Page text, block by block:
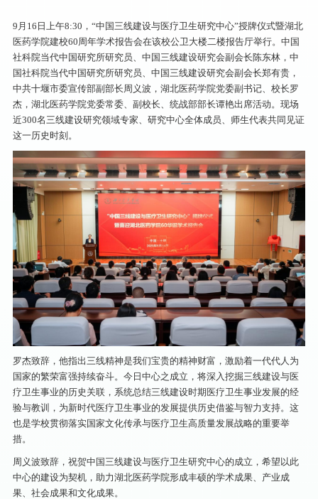
9月16日上午8:30，“中国三线建设与医疗卫生研究中心”授牌仪式暨湖北
医药学院建校60周年学术报告会在该校公卫大楼二楼报告厅举行。中国
社科院当代中国研究所研究员、中国三线建设研究会副会长陈东林，中
国社科院当代中国研究所研究员、中国三线建设研究会副会长郑有贵，
中共十堰市委宣传部副部长周义波，湖北医药学院党委副书记、校长罗
杰，湖北医药学院党委常委、副校长、统战部部长谭艳出席活动。现场
近300名三线建设研究领域专家、研究中心全体成员、师生代表共同见证
这一历史时刻。
罗杰致辞，他指出三线精神是我们宝贵的精神财富，激励着一代代人为
国家的繁荣富强持续奋斗。今日中心之成立，将深入挖掘三线建设与医
疗卫生事业的历史关联，系统总结三线建设时期医疗卫生事业发展的经
验与教训，为新时代医疗卫生事业的发展提供历史借鉴与智力支持。这
也是学校贯彻落实国家文化传承与医疗卫生高质量发展战略的重要举
措。
周义波致辞，祝贺中国三线建设与医疗卫生研究中心的成立，希望以此
中心的建设为契机，助力湖北医药学院形成丰硕的学术成果、产业成
果、社会成果和文化成果。